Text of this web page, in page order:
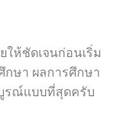
ให้ชัดเจนก่อนเริ่ม
กษา ผลการศึกษา
รณ์แบบที่สุดครับ